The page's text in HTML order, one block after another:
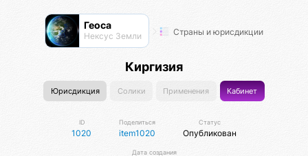
Геоса
Нексус Земли Страны и юрисдикции
Киргизия
Юрисдикция Солики Применения Кабинет
ID
1020
Поделиться
item1020
Статус
Опубликован
Дата создания